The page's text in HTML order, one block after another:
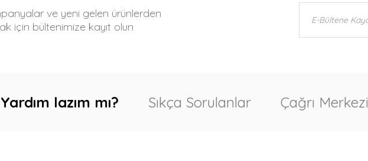
ve yeni gelen ürünlerden
için bültenimize kayıt olun
Yardım lazım mı? Sıkça Sorulanlar Çağrı Merkezi